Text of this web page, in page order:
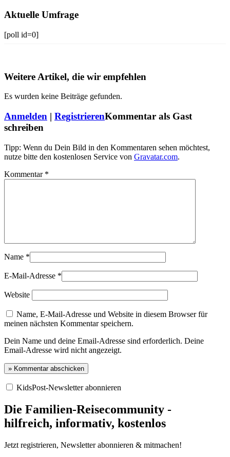
Aktuelle Umfrage
[poll id=0]
Weitere Artikel, die wir empfehlen
Es wurden keine Beiträge gefunden.
Anmelden | RegistrierenKommentar als Gast
schreiben
Tipp: Wenn du Dein Bild in den Kommentaren sehen möchtest,
nutze bitte den kostenlosen Service von Gravatar.com.
Kommentar *
Name *
E-Mail-Adresse *
Website
Name, E-Mail-Adresse und Website in diesem Browser für
meinen nächsten Kommentar speichern.
Dein Name und deine Email-Adresse sind erforderlich. Deine
Email-Adresse wird nicht angezeigt.
KidsPost-Newsletter abonnieren
Die Familien-Reisecommunity -
hilfreich, informativ, kostenlos
Jetzt registrieren, Newsletter abonnieren & mitmachen!